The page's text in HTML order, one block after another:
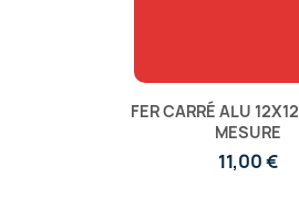
FER CARRÉ ALU
MESURE
11,00 €